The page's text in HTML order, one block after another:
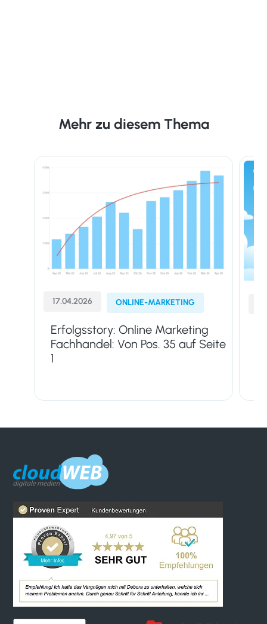
Mehr zu diesem Thema
17.04.2026 ONLINE-MARKETING
Erfolgsstory: Online Marketing
Fachhandel: Von Pos. 35 auf Seite
1